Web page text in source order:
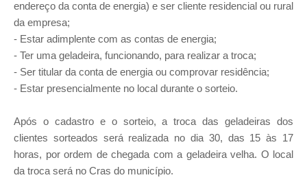
endereço da conta de energia) e ser cliente residencial ou rural
da empresa;
- Estar adimplente com as contas de energia;
- Ter uma geladeira, funcionando, para realizar a troca;
- Ser titular da conta de energia ou comprovar residência;
- Estar presencialmente no local durante o sorteio.
Após o cadastro e o sorteio, a troca das geladeiras dos
clientes sorteados será realizada no dia 30, das 15 às 17
horas, por ordem de chegada com a geladeira velha. O local
da troca será no Cras do município.